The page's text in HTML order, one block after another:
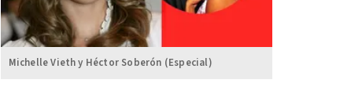
Michelle Vieth y Héctor Soberón (Especial)